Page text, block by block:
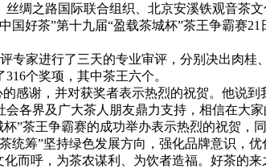
绸之路国际联合组织、北京安溪铁观音茶
好茶”第十九届“盈载茶城杯”茶王争霸赛
家进行了三天的专业审评，分别决出肉桂
个奖项，其中茶王六个。
谢，并对获奖者表示热烈的祝贺。他说到
各界及广大茶人朋友鼎力支持，相信在大
茶王争霸赛的成功举办表示热烈的祝贺，
筹”坚持绿色发展方向，强化品牌意识，
而呼，为茶农谋利、为饮者造福。好茶的